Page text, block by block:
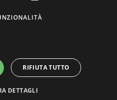
RIFIUTA TUTTO
DETTAGLI